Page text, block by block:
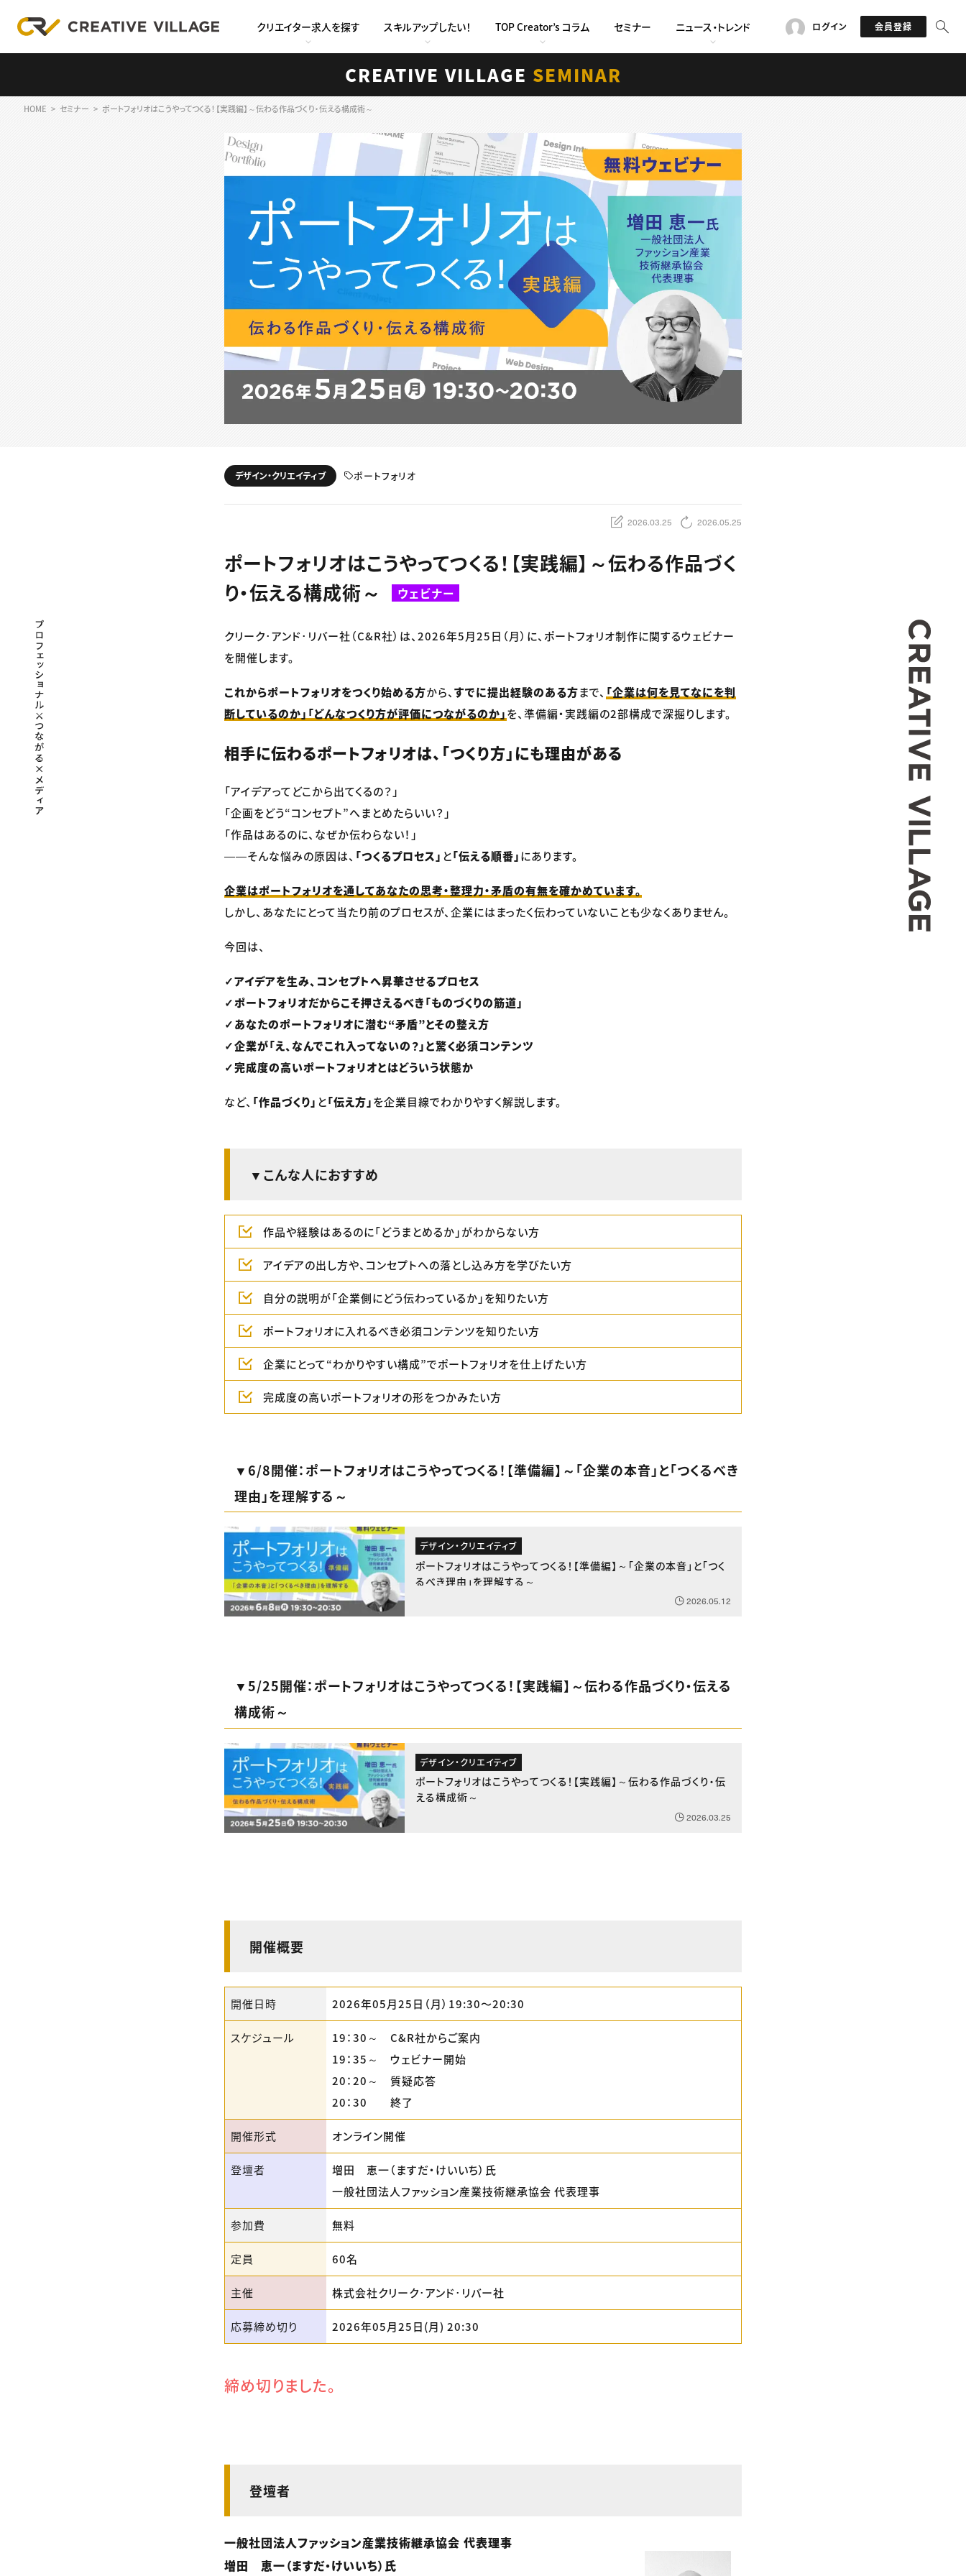
クリエイター求人を探す スキルアップしたい！ TOP Creator’s コラム セミナー ニュース・トレンド ログイン 会員登録
CREATIVE VILLAGE SEMINAR
HOME セミナー ポートフォリオはこうやってつくる！【実践編】～伝わる作品づくり・伝える構成術～
デザイン・クリエイティブ ポートフォリオ
2026.03.25 2026.05.25
ポートフォリオはこうやってつくる！【実践編】～伝わる作品づく
り・伝える構成術～
ウェビナー
クリーク･アンド･リバー社（C&R社）は、2026年5月25日（月）に、ポートフォリオ制作に関するウェビナー
を開催します。
これからポートフォリオをつくり始める方から、 すでに提出経験のある方まで、 「企業は何を見てなにを判
断しているのか」「どんなつくり方が評価につながるのか」を、準備編・実践編の2部構成で深掘りします。
相手に伝わるポートフォリオは、「つくり方」にも理由がある
「アイデアってどこから出てくるの？」
「企画をどう“コンセプト”へまとめたらいい？」
「作品はあるのに、なぜか伝わらない！」
――そんな悩みの原因は、 「つくるプロセス」 と「伝える順番」にあります。
企業はポートフォリオを通してあなたの思考・整理力・矛盾の有無を確かめています。
しかし、あなたにとって当たり前のプロセスが、企業にはまったく伝わっていないことも少なくありません。
今回は、
✓アイデアを生み、コンセプトへ昇華させるプロセス
✓ポートフォリオだからこそ押さえるべき「ものづくりの筋道」
✓あなたのポートフォリオに潜む“矛盾”とその整え方
✓企業が「え、なんでこれ入ってないの？」と驚く必須コンテンツ
✓完成度の高いポートフォリオとはどういう状態か
など、 「作品づくり」 と「伝え方」を企業目線でわかりやすく解説します。
▼こんな人におすすめ
作品や経験はあるのに「どうまとめるか」がわからない方
アイデアの出し方や、コンセプトへの落とし込み方を学びたい方
自分の説明が「企業側にどう伝わっているか」を知りたい方
ポートフォリオに入れるべき必須コンテンツを知りたい方
企業にとって“わかりやすい構成”でポートフォリオを仕上げたい方
完成度の高いポートフォリオの形をつかみたい方
▼6/8開催：ポートフォリオはこうやってつくる！【準備編】～「企業の本音」と「つくるべき
理由」を理解する～
デザイン・クリエイティブ
ポートフォリオはこうやってつくる！【準備編】～「企業の本音」と「つく
るべき理由」を理解する～
2026.05.12
▼5/25開催：ポートフォリオはこうやってつくる！【実践編】～伝わる作品づくり・伝える
構成術～
デザイン・クリエイティブ
ポートフォリオはこうやってつくる！【実践編】～伝わる作品づくり・伝
える構成術～
2026.03.25
開催概要
開催日時 2026年05月25日（月）19:30〜20:30
スケジュール
19：30～ C&R社からご案内
19：35～ ウェビナー開始
20：20～ 質疑応答
20：30 終了
開催形式 オンライン開催
登壇者
増田 恵一（ますだ・けいいち）氏
一般社団法人ファッション産業技術継承協会 代表理事
参加費 無料
定員 60名
主催 株式会社クリーク･アンド･リバー社
応募締め切り 2026年05月25日(月) 20:30
締め切りました。
登壇者
一般社団法人ファッション産業技術継承協会 代表理事
増田 恵一（ますだ・けいいち）氏